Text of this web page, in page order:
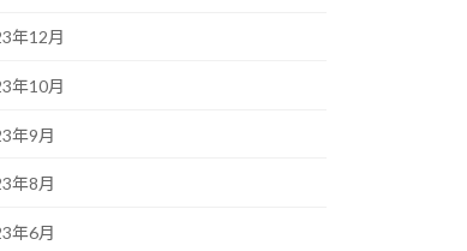
年12月
年10月
年9月
年8月
年6月